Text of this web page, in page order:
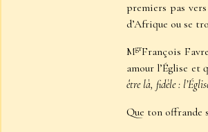
premiers pas
d’Afrique ou se
MgrFrançois
amour l’Église
être là, fidèle :
Que ton offrande